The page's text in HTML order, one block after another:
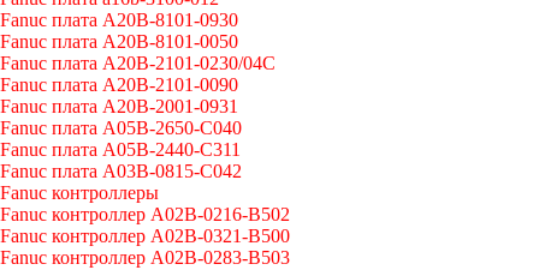
Fanuc плата A20B-8101-0930
Fanuc плата A20B-8101-0050
Fanuc плата A20B-2101-0230/04C
Fanuc плата A20B-2101-0090
Fanuc плата A20B-2001-0931
Fanuc плата A05B-2650-C040
Fanuc плата A05B-2440-C311
Fanuc плата A03B-0815-C042
Fanuc контроллеры
Fanuc контроллер A02B-0216-B502
Fanuc контроллер A02B-0321-B500
Fanuc контроллер A02B-0283-B503